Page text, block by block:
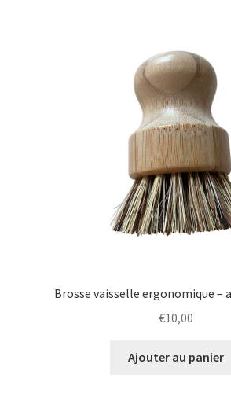
Brosse vaisselle ergonomique –
€10,00
Ajouter au panier